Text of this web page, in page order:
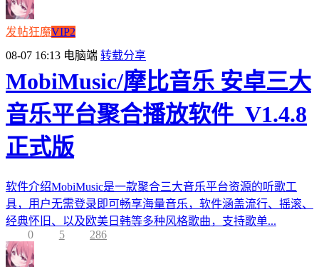
发帖狂魔VIP2
08-07 16:13 电脑端 转载分享
MobiMusic/摩比音乐 安卓三大
音乐平台聚合播放软件_V1.4.8
正式版
软件介绍MobiMusic是一款聚合三大音乐平台资源的听歌工
具，用户无需登录即可畅享海量音乐，软件涵盖流行、摇滚、
经典怀旧、以及欧美日韩等多种风格歌曲，支持歌单...
0
5 286